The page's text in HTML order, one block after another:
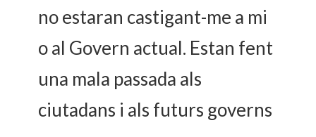
no estaran castigant-me a mi
o al Govern actual. Estan fent
una mala passada als
ciutadans i als futurs governs